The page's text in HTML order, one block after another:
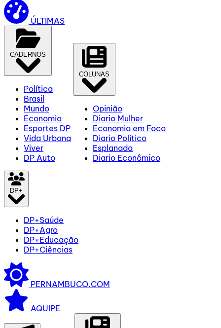
ÚLTIMAS
CADERNOS
Política
Brasil
Mundo
Economia
Esportes DP
Vida Urbana
Viver
DP Auto
COLUNAS
Opinião
Diario Mulher
Economia em Foco
Diario Político
Esplanada
Diario Econômico
DP+
DP+Saúde
DP+Agro
DP+Educação
DP+Ciências
PERNAMBUCO.COM
AQUIPE